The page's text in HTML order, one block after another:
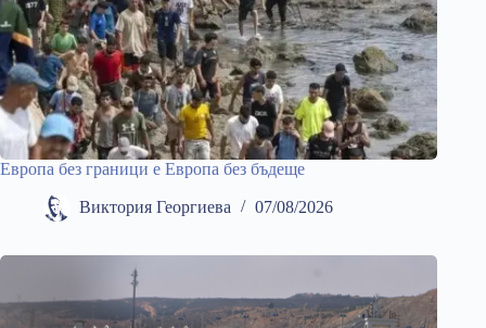
Европа без граници е Европа без бъдеще
Виктория Георгиева 07/08/2026